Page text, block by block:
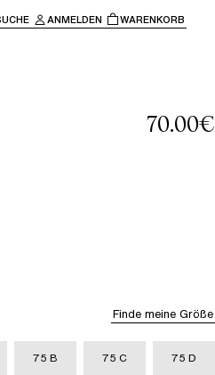
ANMELDEN WARENKORB
70.00€
Finde meine Größe
75 B 75 C 75 D